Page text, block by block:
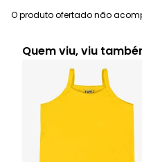
O produto ofertado não
Quem viu, viu